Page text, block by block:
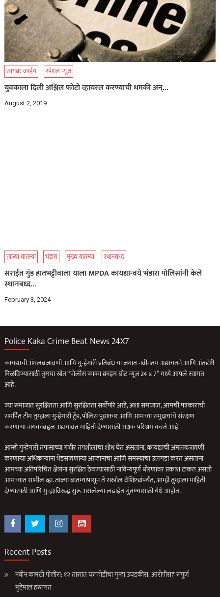
सायबर क्राईम स्पेशल न्यूज
युवकाला दिली अश्लिल फोटो व्हायरल करण्याची धमकी अन्…
August 2, 2019
ताज्या बातम्या भंडारा मुख्य बातम्या स्थानबध्द
सराईत गुंड हातभट्टीवाला याला MPDA कायद्यान्वये भंडारा पोलिसांनी केले
स्थानबध्द…
February 3, 2024
Police Kaka Crime Beat News 24X7
कायद्याची अंमलबजावणी आणि गुन्हेगारी प्रतिबंध या जगात नवीनतम अद्यायतने आणि अंतर्दृष्टी
मिळविण्यासाठी तुमचा स्रोत “पोलीस काका क्राइम बीट न्यूज 24 x 7” मध्ये आपले स्वागत
आहे.
ज्या समाजात सुरक्षितता आणि सुरक्षितता सर्वोपरि आहे, अशा समाजात, आमची पत्रकारांची
समर्पित टीम तुम्हाला गुन्हेगारी ट्रेंड, पोलिस पुढाकार आणि आमच्या समुदायांचे संरक्षण
करणार्‍या नायकांबद्दल अद्ययावत माहिती देण्यासाठी अथक परिश्रम करते आहे
आम्ही गुन्हेगारी तपासाच्या गंभीर तपशीलांचा शोध घेत असताना, कायद्याची अंमलबजावणी
करणार्‍या अधिकार्‍यांना भेडसावणार्‍या आव्हानांचा आणि समस्यांचा उलगडा करत असताना
आमच्या अतिपरिचित क्षेत्रांना सुरक्षित ठेवण्यासाठी नाविन्यपूर्ण धोरणांवर प्रकाश टाकत असतो
आमच्यात सामील व्हा. ताज्या बातम्यांपासून ते सखोल वैशिष्ट्यांपर्यंत, आम्ही तुम्हाला माहिती
देण्यासाठी आणि गुन्ह्याविरुद्ध सुरू असलेल्या लढाईत गुंतण्यासाठी येथे आहोत.
Recent Posts
नवीन कामठी पोलीस: १२ तासांत घरफोडीचा गुन्हा उघडकीस, आरोपीसह संपूर्ण
मुद्देमाल हस्तगत